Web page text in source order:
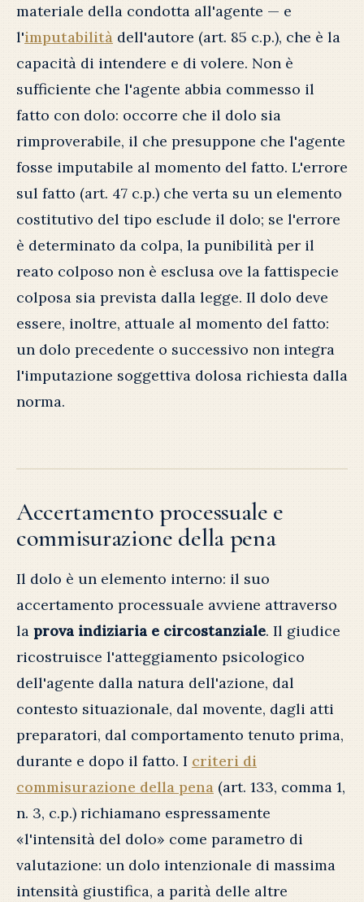
materiale della condotta all'agente — e
l'imputabilità dell'autore (art. 85 c.p.), che è la
capacità di intendere e di volere. Non è
sufficiente che l'agente abbia commesso il
fatto con dolo: occorre che il dolo sia
rimproverabile, il che presuppone che l'agente
fosse imputabile al momento del fatto. L'errore
sul fatto (art. 47 c.p.) che verta su un elemento
costitutivo del tipo esclude il dolo; se l'errore
è determinato da colpa, la punibilità per il
reato colposo non è esclusa ove la fattispecie
colposa sia prevista dalla legge. Il dolo deve
essere, inoltre, attuale al momento del fatto:
un dolo precedente o successivo non integra
l'imputazione soggettiva dolosa richiesta dalla
norma.
Accertamento processuale e
commisurazione della pena
Il dolo è un elemento interno: il suo
accertamento processuale avviene attraverso
la prova indiziaria e circostanziale. Il giudice
ricostruisce l'atteggiamento psicologico
dell'agente dalla natura dell'azione, dal
contesto situazionale, dal movente, dagli atti
preparatori, dal comportamento tenuto prima,
durante e dopo il fatto. I criteri di
commisurazione della pena (art. 133, comma 1,
n. 3, c.p.) richiamano espressamente
«l'intensità del dolo» come parametro di
valutazione: un dolo intenzionale di massima
intensità giustifica, a parità delle altre